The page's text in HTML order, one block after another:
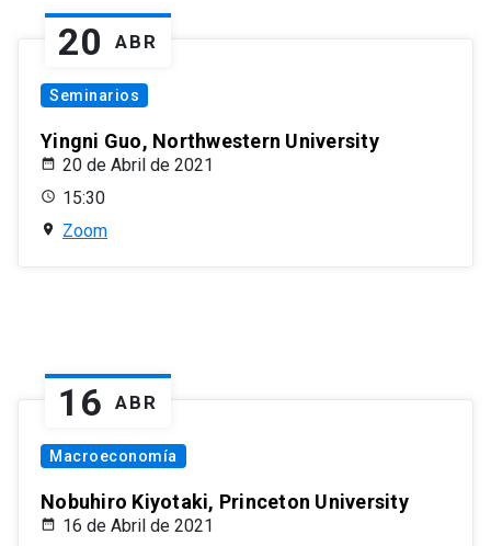
20 ABR
Seminarios
Yingni Guo, Northwestern University
20 de Abril de 2021
15:30
Zoom
16 ABR
Macroeconomía
Nobuhiro Kiyotaki, Princeton University
16 de Abril de 2021